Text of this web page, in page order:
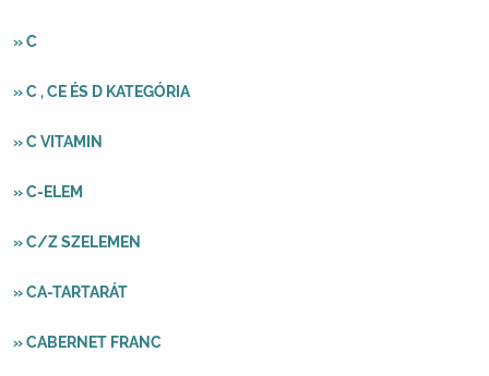
» C
» C , CE ÉS D KATEGÓRIA
» C VITAMIN
» C-ELEM
» C/Z SZELEMEN
» CA-TARTARÁT
» CABERNET FRANC